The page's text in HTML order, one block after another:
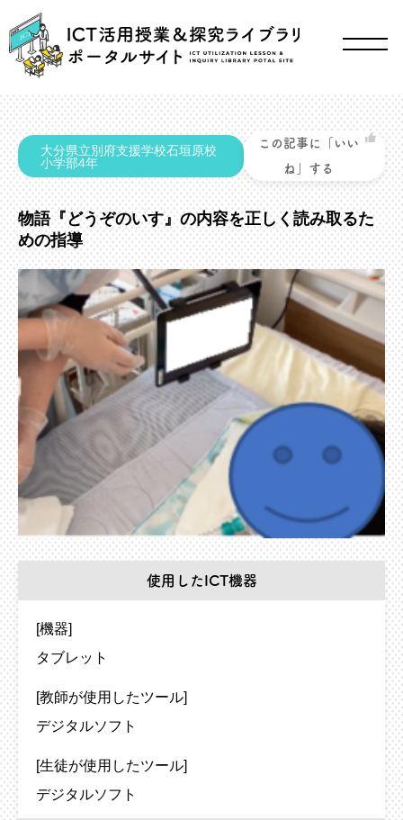
大分県立別府支援学校石垣原校
小学部4年
この記事に「いい
ね」する
物語『どうぞのいす』の内容を正しく読み取るた
めの指導
使用したICT機器
[機器]
タブレット
[教師が使用したツール]
デジタルソフト
[生徒が使用したツール]
デジタルソフト